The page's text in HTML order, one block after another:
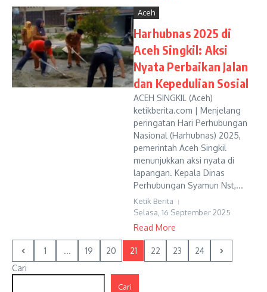
Aceh
Harhubnas 2025 di
Aceh Singkil: Aksi
Nyata Perbaikan Jalan
dan Kepedulian Sosial
ACEH SINGKIL (Aceh)
ketikberita.com | Menjelang
peringatan Hari Perhubungan
Nasional (Harhubnas) 2025,
pemerintah Aceh Singkil
menunjukkan aksi nyata di
lapangan. Kepala Dinas
Perhubungan Syamun Nst,...
Ketik Berita
Selasa, 16 September 2025
Read More
1 ... 19 20 21 22 23
24
Cari
Cari